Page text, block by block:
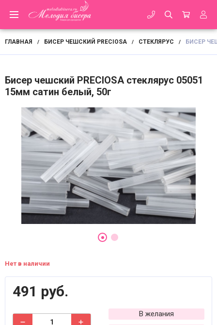
ГЛАВНАЯ / БИСЕР ЧЕШСКИЙ PRECIOSA / СТЕКЛЯРУС / БИСЕР
Бисер чешский PRECIOSA стеклярус 05051
15мм сатин белый, 50г
Нет в наличии
491 руб.
В желания